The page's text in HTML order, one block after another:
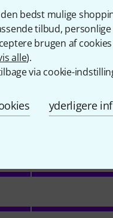
bedst mulige
tilbud,
brugen af
alle).
via cookie-
yderligere